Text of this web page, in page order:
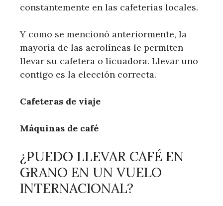
constantemente en las cafeterías locales.
Y como se mencionó anteriormente, la
mayoría de las aerolíneas le permiten
llevar su cafetera o licuadora. Llevar uno
contigo es la elección correcta.
Cafeteras de viaje
Máquinas de café
¿PUEDO LLEVAR CAFÉ EN
GRANO EN UN VUELO
INTERNACIONAL?